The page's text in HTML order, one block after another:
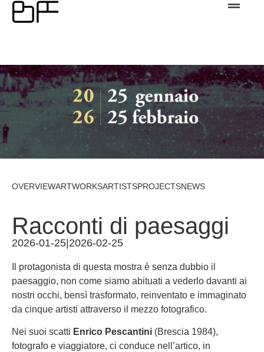
OVERVIEWARTWORKSARTISTSPROJECTSNEWS
Racconti di paesaggi
2026-01-25 2026-02-25
Il protagonista di questa mostra è senza dubbio il
paesaggio, non come siamo abituati a vederlo davanti ai
nostri occhi, bensì trasformato, reinventato e immaginato
da cinque artisti attraverso il mezzo fotografico.
Nei suoi scatti Enrico Pescantini (Brescia 1984),
fotografo e viaggiatore, ci conduce nell’artico, in